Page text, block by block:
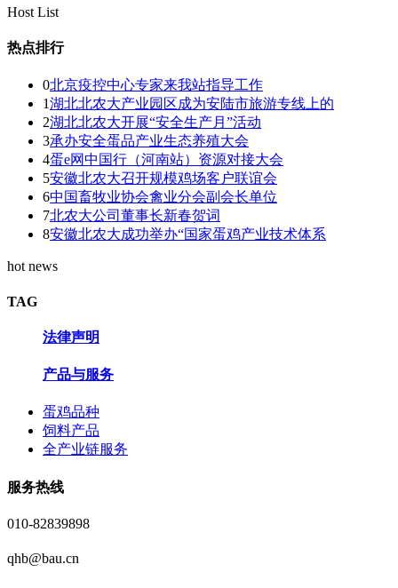
Host List
热点排行
0北京疫控中心专家来我站指导工作
1湖北北农大产业园区成为安陆市旅游专线上的
2湖北北农大开展“安全生产月”活动
3承办安全蛋品产业生态养殖大会
4蛋e网中国行（河南站）资源对接大会
5安徽北农大召开规模鸡场客户联谊会
6中国畜牧业协会禽业分会副会长单位
7北农大公司董事长新春贺词
8安徽北农大成功举办“国家蛋鸡产业技术体系
hot news
TAG
法律声明
产品与服务
蛋鸡品种
饲料产品
全产业链服务
服务热线
010-82839898
qhb@bau.cn